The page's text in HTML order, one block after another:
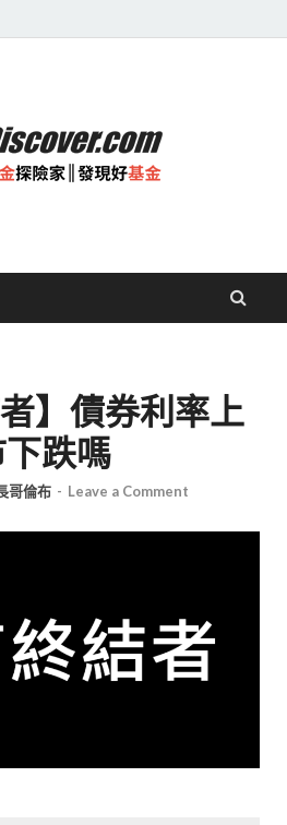
發現
好基
者】債券利率上
跌嗎
哥倫布 - Leave a Comment